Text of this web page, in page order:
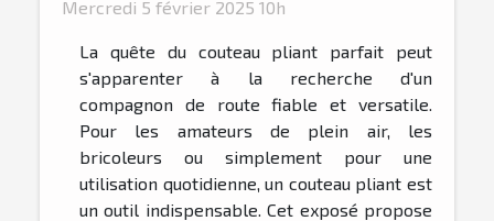
Mercredi 5 février 2025 10h
La quête du couteau pliant parfait peut
s'apparenter à la recherche d'un
compagnon de route fiable et versatile.
Pour les amateurs de plein air, les
bricoleurs ou simplement pour une
utilisation quotidienne, un couteau pliant est
un outil indispensable. Cet exposé propose